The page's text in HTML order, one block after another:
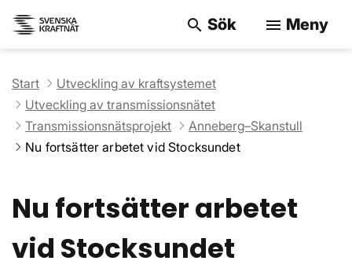
search Sök menu Meny
Start
Utveckling av kraftsystemet
Utveckling av transmissionsnätet
Transmissionsnätsprojekt
Anneberg–Skanstull
Nu fortsätter arbetet vid Stocksundet
Nu fortsätter arbetet
vid Stocksundet